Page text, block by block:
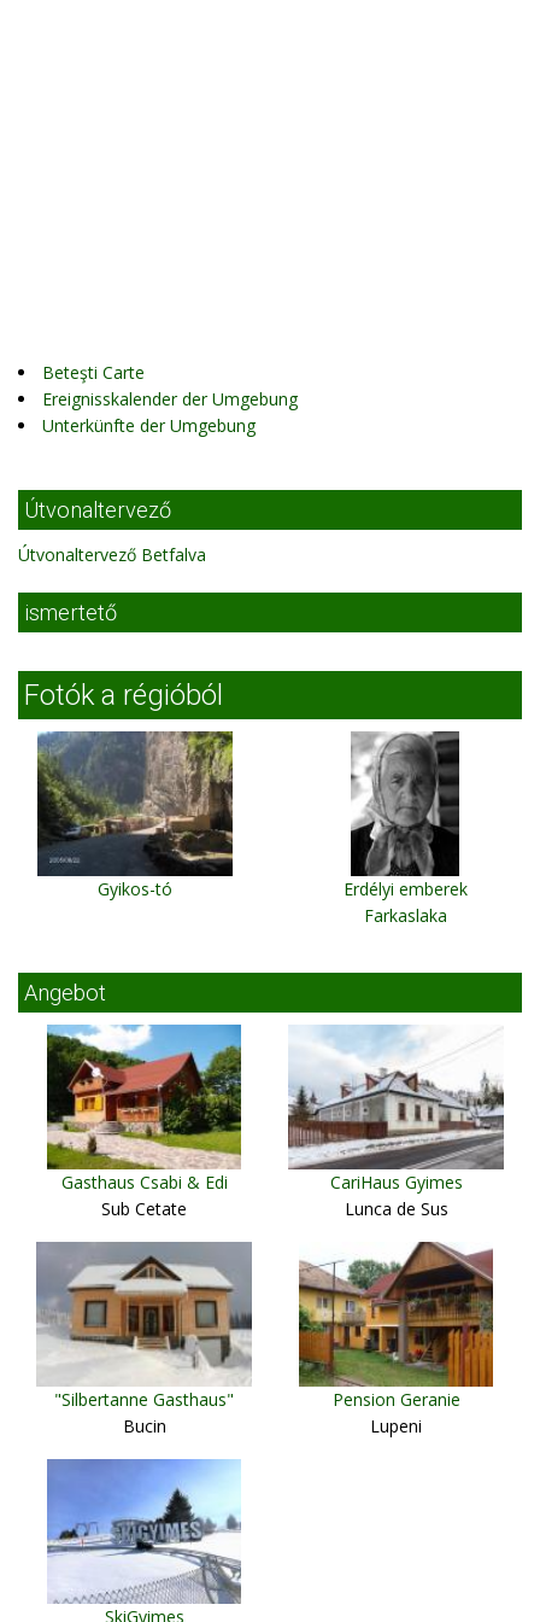
Beteşti Carte
Ereignisskalender der Umgebung
Unterkünfte der Umgebung
Útvonaltervező
Útvonaltervező Betfalva
ismertető
Fotók a régióból
Gyikos-tó
Erdélyi emberek
Farkaslaka
Angebot
Gasthaus Csabi & Edi
Sub Cetate
CariHaus Gyimes
Lunca de Sus
"Silbertanne Gasthaus"
Bucin
Pension Geranie
Lupeni
SkiGyimes